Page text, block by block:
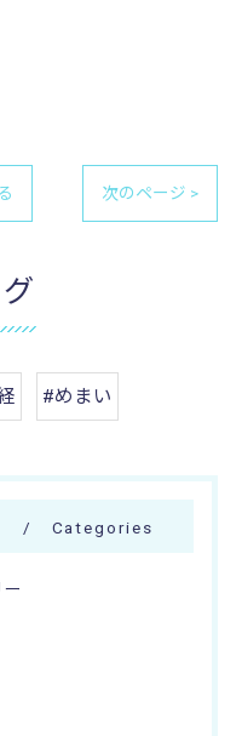
次のページ >
#めまい
Categories